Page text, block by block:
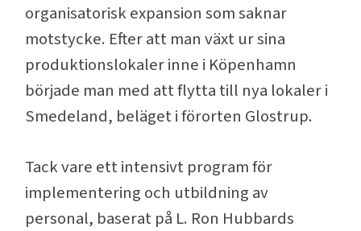
organisatorisk expansion som saknar
motstycke. Efter att man växt ur sina
produktionslokaler inne i Köpenhamn
började man med att flytta till nya lokaler i
Smedeland, beläget i förorten Glostrup.
Tack vare ett intensivt program för
implementering och utbildning av
personal, baserat på L. Ron Hubbards